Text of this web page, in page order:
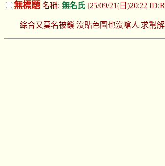
無標題 名稱: 無名氏 [25/09/21(日)20:22
綜合又莫名被鎖 沒貼色圖也沒嗆人 求幫